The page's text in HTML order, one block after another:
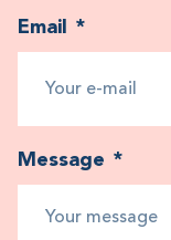
Email *
Message *